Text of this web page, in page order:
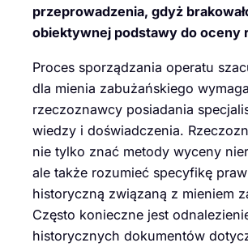
przeprowadzenia, gdyż
obiektywnej podstawy do oceny
Proces sporządzania operatu
dla mienia zabużańskiego
rzeczoznawcy posiadania
wiedzy i doświadczenia.
nie tylko znać metody wyceny
ale także rozumieć specyfikę
historyczną związaną z mieniem
Często konieczne jest
historycznych dokumentów